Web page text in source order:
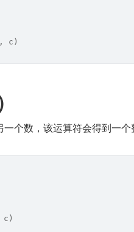
c)
个数，该运算符会得到一
c)